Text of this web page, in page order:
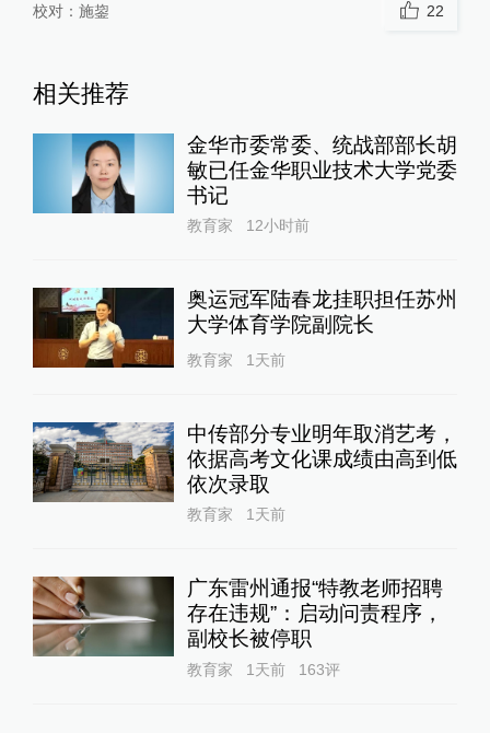
校对： 施鋆 22
相关推荐
金华市委常委、统战部部长胡
敏已任金华职业技术大学党委
书记
教育家 12小时前
奥运冠军陆春龙挂职担任苏州
大学体育学院副院长
教育家 1天前
中传部分专业明年取消艺考，
依据高考文化课成绩由高到低
依次录取
教育家 1天前
广东雷州通报“特教老师招聘
存在违规”：启动问责程序，
副校长被停职
教育家 1天前 163评